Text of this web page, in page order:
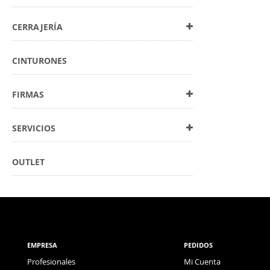
CERRAJERÍA
CINTURONES
FIRMAS
SERVICIOS
OUTLET
EMPRESA
Profesionales
PEDIDOS
Mi Cuenta